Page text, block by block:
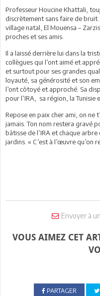
Professeur Houcine Khattali,
discrètement sans faire de
village natal, El Mouensa –
proches et ses amis.
Il a laissé derrière lui dans la
collègues qui l’ont aimé et
et surtout pour ses grandes
loyauté, sa générosité et son
l’ont côtoyé et approché. Sa
pour l’IRA, sa région, la
Repose en paix cher ami, on ne
jamais. Ton nom restera gravé
bâtisse de l’IRA et chaque
jardins. « C’est à l’œuvre qu’on
Envoyer à
VOUS AIMEZ CET
PARTAGER